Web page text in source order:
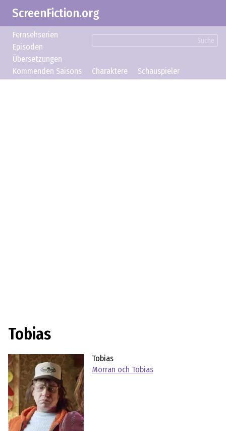
ScreenFiction.org
Suche
Fernsehserien
Episoden
Übersetzungen
Kommenden Saisons
Charaktere Schauspieler
Tobias
Tobias
Morran och Tobias